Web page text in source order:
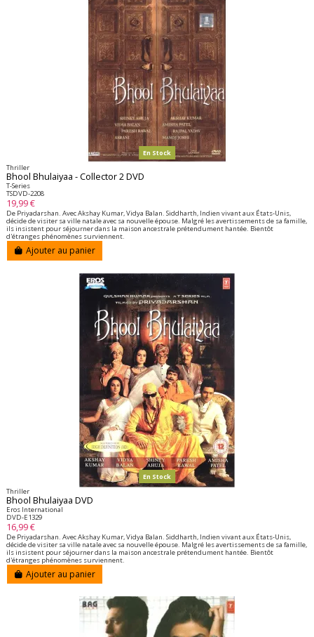
En Stock
Thriller
Bhool Bhulaiyaa - Collector 2 DVD
T-Series
TSDVD-2208
19,99 €
De Priyadarshan. Avec Akshay Kumar, Vidya Balan. Siddharth, Indien vivant aux États-Unis,
décide de visiter sa ville natale avec sa nouvelle épouse. Malgré les avertissements de sa famille,
ils insistent pour séjourner dans la maison ancestrale prétendument hantée. Bientôt
d'étranges phénomènes surviennent.
Ajouter au panier
En Stock
Thriller
Bhool Bhulaiyaa DVD
Eros International
DVD-E1329
16,99 €
De Priyadarshan. Avec Akshay Kumar, Vidya Balan. Siddharth, Indien vivant aux États-Unis,
décide de visiter sa ville natale avec sa nouvelle épouse. Malgré les avertissements de sa famille,
ils insistent pour séjourner dans la maison ancestrale prétendument hantée. Bientôt
d'étranges phénomènes surviennent.
Ajouter au panier